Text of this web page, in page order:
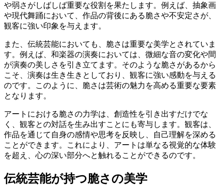
や弱さがしばしば重要な役割を果たします。例えば、抽象画
や現代舞踊において、作品の背後にある脆さや不安定さが、
観客に強い印象を与えます。
また、伝統芸能においても、脆さは重要な美学とされていま
す。例えば、和楽器の演奏においては、微細な音の変化や間
が演奏の美しさを引き立てます。そのような脆さがあるから
こそ、演奏は生き生きとしており、観客に強い感動を与える
のです。このように、脆さは芸術の魅力を高める重要な要素
となります。
アートにおける脆さの力学は、創造性を引き出すだけでな
く、観客との対話を生み出すことにも寄与します。観客は、
作品を通じて自身の感情や思考を反映し、自己理解を深める
ことができます。これにより、アートは単なる視覚的な体験
を超え、心の深い部分へと触れることができるのです。
伝統芸能が持つ脆さの美学